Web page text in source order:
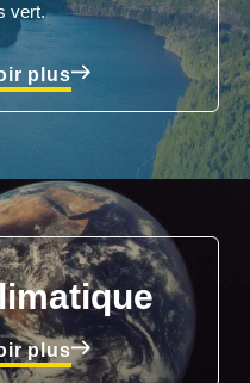
vert.
plus
plus